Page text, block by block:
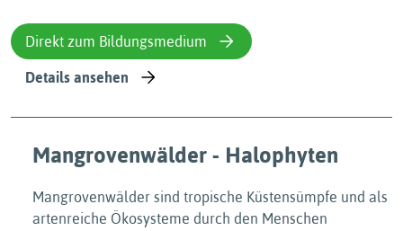
Direkt zum Bildungsmedium
Details ansehen
Mangrovenwälder - Halophyten
Mangrovenwälder sind tropische Küstensümpfe und als
artenreiche Ökosysteme durch den Menschen